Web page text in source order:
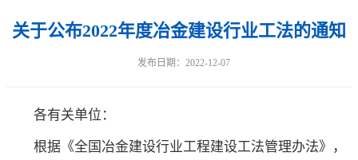
关于公布2022年度冶金建设行业工法的通知
发布日期：2022-12-07
各有关单位：
根据《全国冶金建设行业工程建设工法管理办法》，